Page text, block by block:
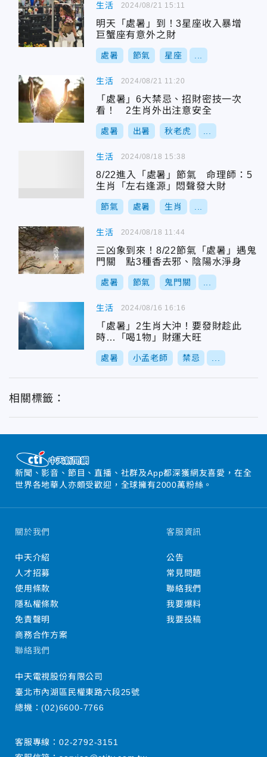
生活
明天「處暑」到！3星座收入暴增
巨蟹座有意外之財
處暑 節氣 星座
2024/08/21 15:11
生活
「處暑」6大禁忌、招財密技一次
看！ 2生肖外出注意安全
處暑 出暑 秋老虎
2024/08/21 11:20
生活
8/22進入「處暑」節氣 命理師：5
生肖「左右逢源」悶聲發大財
節氣 處暑 生肖
2024/08/18 15:38
生活
三凶象到來！8/22節氣「處暑」遇鬼
門關 點3種香去邪、陰陽水淨身
處暑 節氣 鬼門關
2024/08/18 11:44
生活
「處暑」2生肖大沖！要發財趁此
時…「喝1物」財運大旺
處暑 小孟老師 禁忌
2024/08/16 16:16
相關標籤：
新聞、影音、節目、直播、社群及App都深獲網友喜愛，在全
世界各地華人亦頗受歡迎，全球擁有2000萬粉絲。
關於我們
中天介紹
人才招募
使用條款
隱私權條款
免責聲明
商務合作方案
客服資訊
公告
常見問題
聯絡我們
我要爆料
我要投稿
聯絡我們
中天電視股份有限公司
臺北市內湖區民權東路六段25號
總機：(02)6600-7766
客服專線： 02-2792-3151